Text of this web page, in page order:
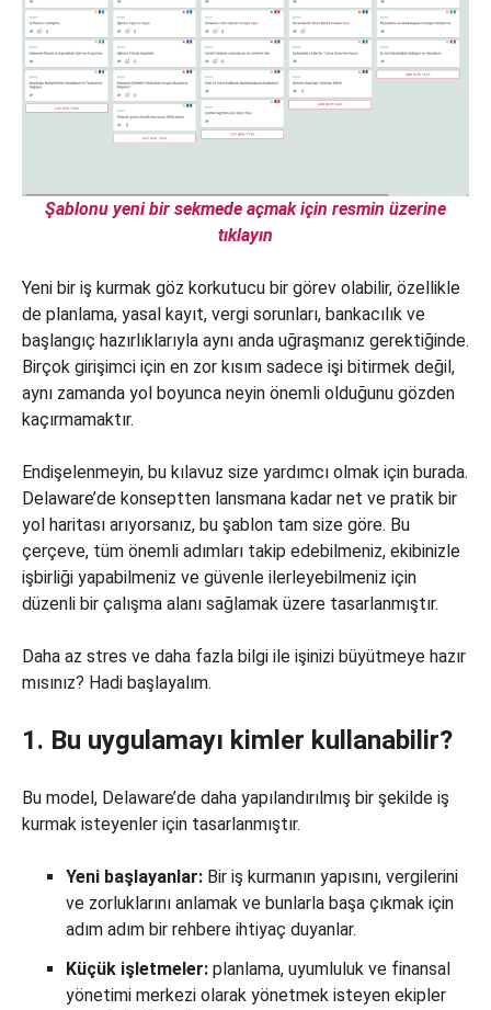
Şablonu yeni bir sekmede açmak için resmin üzerine
tıklayın
Yeni bir iş kurmak göz korkutucu bir görev olabilir, özellikle
de planlama, yasal kayıt, vergi sorunları, bankacılık ve
başlangıç hazırlıklarıyla aynı anda uğraşmanız gerektiğinde.
Birçok girişimci için en zor kısım sadece işi bitirmek değil,
aynı zamanda yol boyunca neyin önemli olduğunu gözden
kaçırmamaktır.
Endişelenmeyin, bu kılavuz size yardımcı olmak için burada.
Delaware’de konseptten lansmana kadar net ve pratik bir
yol haritası arıyorsanız, bu şablon tam size göre. Bu
çerçeve, tüm önemli adımları takip edebilmeniz, ekibinizle
işbirliği yapabilmeniz ve güvenle ilerleyebilmeniz için
düzenli bir çalışma alanı sağlamak üzere tasarlanmıştır.
Daha az stres ve daha fazla bilgi ile işinizi büyütmeye hazır
mısınız? Hadi başlayalım.
1. Bu uygulamayı kimler kullanabilir?
Bu model, Delaware’de daha yapılandırılmış bir şekilde iş
kurmak isteyenler için tasarlanmıştır.
Yeni başlayanlar: Bir iş kurmanın yapısını, vergilerini
ve zorluklarını anlamak ve bunlarla başa çıkmak için
adım adım bir rehbere ihtiyaç duyanlar.
Küçük işletmeler: planlama, uyumluluk ve finansal
yönetimi merkezi olarak yönetmek isteyen ekipler